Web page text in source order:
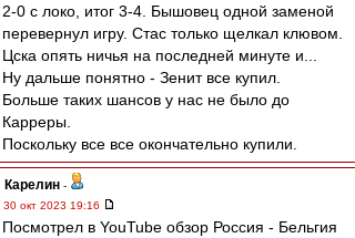
2-0 с локо, итог 3-4. Бышовец одной заменой
перевернул игру. Стас только щелкал клювом.
Цска опять ничья на последней минуте и...
Ну дальше понятно - Зенит все купил.
Больше таких шансов у нас не было до
Карреры.
Поскольку все все окончательно купили.
Карелин -
30 окт 2023 19:16
Посмотрел в YouTube обзор Россия - Бельгия